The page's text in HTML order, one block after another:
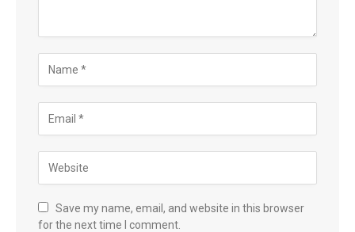
Save my name, email, and website in this browser
for the next time I comment.